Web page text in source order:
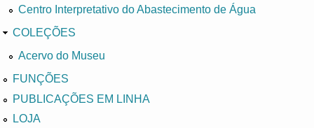
Centro Interpretativo do Abastecimento de Água
COLEÇÕES
Acervo do Museu
FUNÇÕES
PUBLICAÇÕES EM LINHA
LOJA